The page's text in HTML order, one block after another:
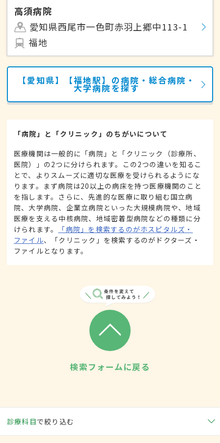
高須病院
愛知県西尾市一色町赤羽上郷中113-1
福地
【愛知県】【福地駅】の病院・総合病院・
大学病院を探す
「病院」と「クリニック」のちがいについて
医療機関は一般的に「病院」と「クリニック（診療所、
医院）」の2つに分けられます。この2つの違いを知るこ
とで、よりスムーズに適切な医療を受けられるようにな
ります。まず病院は20以上の病床を持つ医療機関のこと
を指します。さらに、先進的な医療に取り組む国立病
院、大学病院、企業立病院といった大規模病院や、地域
医療を支える中核病院、地域密着型病院などの種類に分
けられます。
「病院」を検索するのがホスピタルズ・
ファイル、「クリニック」を検索するのがドクターズ・
ファイルとなります。
検索フォームに戻る
診療科目で絞り込む